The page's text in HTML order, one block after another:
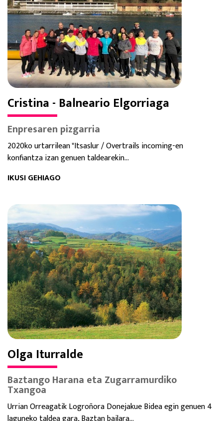
Cristina - Balneario Elgorriaga
Enpresaren pizgarria
2020ko urtarrilean "Itsaslur / Overtrails incoming-en
konfiantza izan genuen taldearekin...
IKUSI GEHIAGO
Olga Iturralde
Baztango Harana eta Zugarramurdiko
Txangoa
Urrian Orreagatik Logroñora Donejakue Bidea egin genuen 4